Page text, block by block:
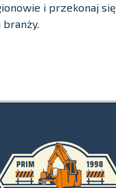
i przekonaj